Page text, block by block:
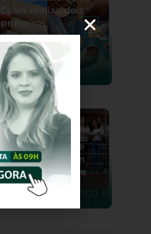
Ceará realiza dois
primeiros
transplantes
cardíacos
pediátricos
BNB fecha quase
R$ 17 milhões em
contratos durante
a Expocrato